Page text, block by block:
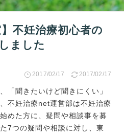
】不妊治療初心者の
ました
2017/02/17 2017/02/17
「聞きたいけど聞きにくい」
不妊治療net運営部は不妊治療
めた方に、疑問や相談事を募
7つの疑問や相談に対し、東